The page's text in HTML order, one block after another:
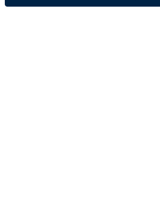
※本記事で紹介している商品の購入やサービ